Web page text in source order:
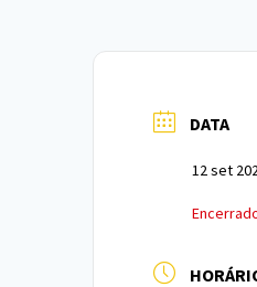
DATA
12 set